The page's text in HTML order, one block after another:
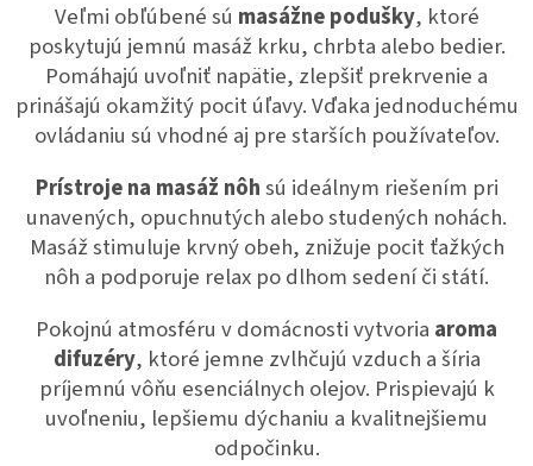
u
Veľmi obľúbené sú masážne podušky, ktoré
poskytujú jemnú masáž krku, chrbta alebo bedier.
Pomáhajú uvoľniť napätie, zlepšiť prekrvenie a
prinášajú okamžitý pocit úľavy. Vďaka jednoduchému
ovládaniu sú vhodné aj pre starších používateľov.
Prístroje na masáž nôhsú ideálnym riešením pri
unavených, opuchnutých alebo studených nohách.
Masáž stimuluje krvný obeh, znižuje pocit ťažkých
nôh a podporuje relax po dlhom sedení či státí.
Pokojnú atmosféru v domácnosti vytvoria aroma
difuzéry, ktoré jemne zvlhčujú vzduch a šíria
príjemnú vôňu esenciálnych olejov. Prispievajú k
uvoľneniu, lepšiemu dýchaniu a kvalitnejšiemu
odpočinku.